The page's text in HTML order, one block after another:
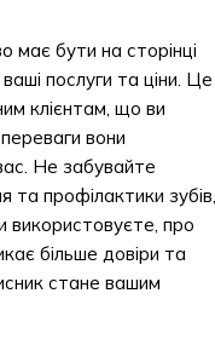
має бути на сторінці
послуги та ціни. Це
клієнтам, що ви
вони
Не забувайте
та профілактики зубів,
використовуєте, про
більше довіри та
стане вашим